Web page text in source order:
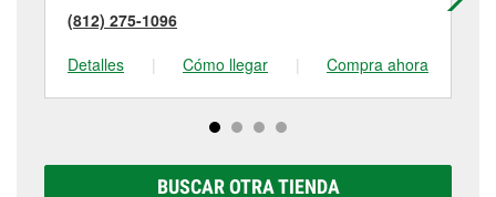
(812) 275-1096
Detalles
| Cómo llegar | Compra ahora
BUSCAR OTRA TIENDA